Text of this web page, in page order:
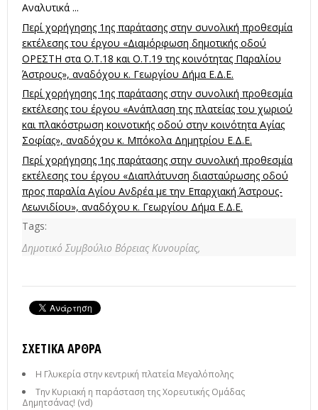
Αναλυτικά ...
Περί χορήγησης 1ης παράτασης στην συνολική προθεσμία
εκτέλεσης του έργου «Διαμόρφωση δημοτικής οδού
ΟΡΕΣΤΗ στα Ο.Τ.18 και Ο.Τ.19 της κοινότητας Παραλίου
Άστρους», αναδόχου κ. Γεωργίου Δήμα Ε.Δ.Ε.
Περί χορήγησης 1ης παράτασης στην συνολική προθεσμία
εκτέλεσης του έργου «Ανάπλαση της πλατείας του χωριού
και πλακόστρωση κοινοτικής οδού στην κοινότητα Αγίας
Σοφίας», αναδόχου κ. Μπόκολα Δημητρίου Ε.Δ.Ε.
Περί χορήγησης 1ης παράτασης στην συνολική προθεσμία
εκτέλεσης του έργου «Διαπλάτυνση διασταύρωσης οδού
προς παραλία Αγίου Ανδρέα με την Επαρχιακή Άστρους-
Λεωνιδίου», αναδόχου κ. Γεωργίου Δήμα Ε.Δ.Ε.
Tags:
Δημοτικό Συμβούλιο Βόρειας Κυνουρίας,
ΣΧΕΤΙΚΆ ΆΡΘΡΑ
Η Γλυκερία στην κεντρική πλατεία Μεγαλόπολης
Την Κυριακή η παράσταση της Χορευτικής Ομάδας
Δημητσάνας! (vd)